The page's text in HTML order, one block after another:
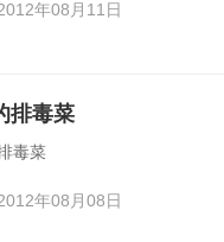
年08月11日
排毒菜
毒菜
年08月08日